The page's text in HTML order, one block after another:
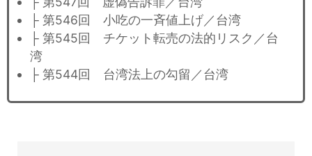
├ 第546回 小吃の一斉値上げ／台湾
├ 第545回 チケット転売の法的リスク／台
湾
├ 第544回 台湾法上の勾留／台湾